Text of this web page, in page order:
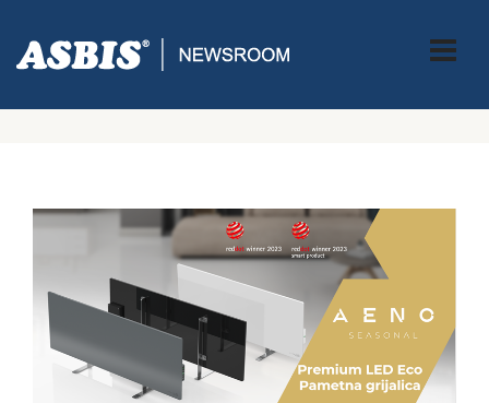
ASBIS CROATIA> PRESS> PAMETNO GRIJANJE, PAMETNA
UŠTEDA: AENO SPECIJALNA PONUDA NA VODEĆIM MODELIMA